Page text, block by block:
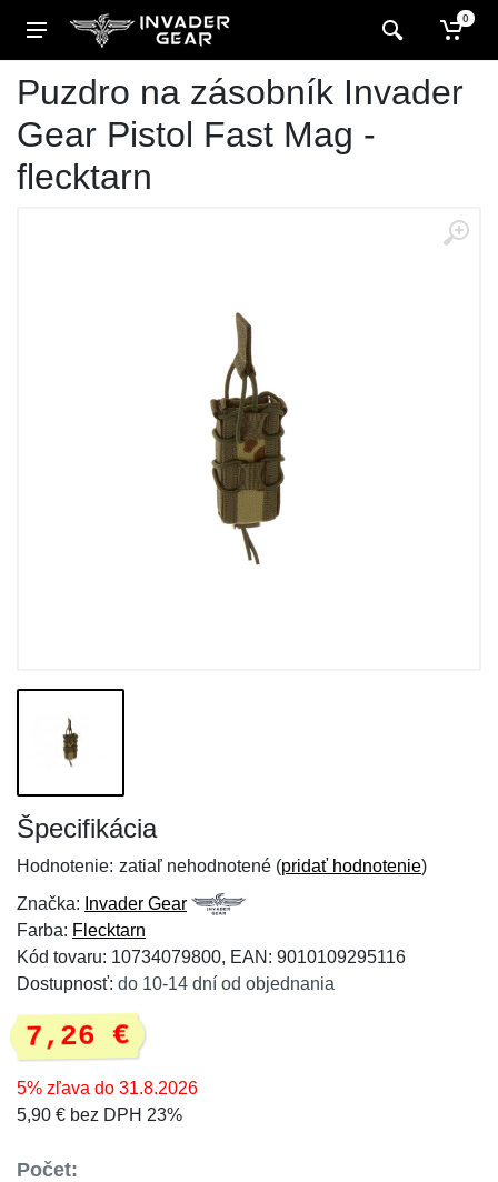
0
Puzdro na zásobník Invader
Gear Pistol Fast Mag -
flecktarn
Špecifikácia
Hodnotenie: zatiaľ nehodnotené (pridať hodnotenie)
Značka: Invader Gear
Farba: Flecktarn
Kód tovaru: 10734079800, EAN: 9010109295116
Dostupnosť: do 10-14 dní od objednania
7,26 €
5% zľava do 31.8.2026
5,90 € bez DPH 23%
Počet: